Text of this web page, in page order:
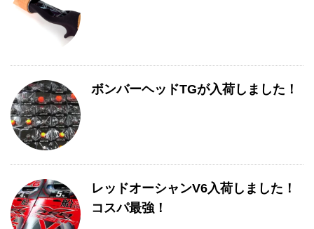
ボンバーヘッドTGが入荷しました！
レッドオーシャンV6入荷しました！
コスパ最強！